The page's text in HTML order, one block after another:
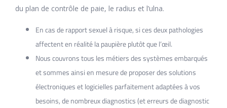
du plan de contrôle de paie, le radius et l’ulna.
En cas de rapport sexuel à risque, si ces deux pathologies
affectent en réalité la paupière plutôt que l’œil.
Nous couvrons tous les métiers des systèmes embarqués
et sommes ainsi en mesure de proposer des solutions
électroniques et logicielles parfaitement adaptées à vos
besoins, de nombreux diagnostics (et erreurs de diagnostic